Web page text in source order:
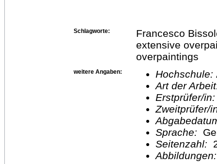
Schlagworte:
Francesco
extensive
overpaintings
weitere Angaben: Hochschule:
Art der
Erstprüfer/
Sprache:
Seitenzahl: